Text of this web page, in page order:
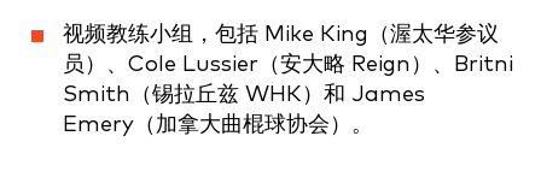
视频教练小组，包括 Mike King（渥太华参议
员）、Cole Lussier（安大略 Reign）、Britni
Smith（锡拉丘兹 WHK）和 James
Emery（加拿大曲棍球协会）。